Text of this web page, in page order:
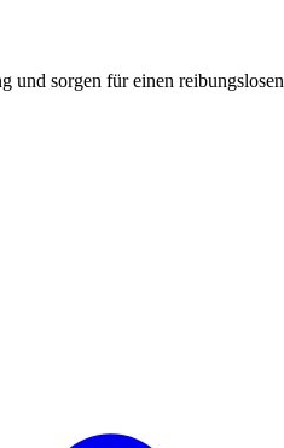
sorgen für einen